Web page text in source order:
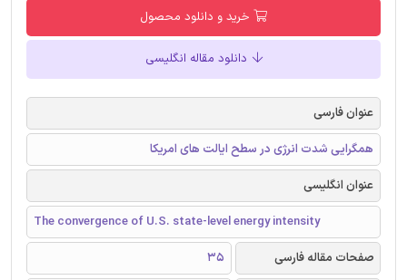
خرید و دانلود محصول
دانلود مقاله انگلیسی
عنوان فارسی
همگرایی شدت انرژی در سطح ایالت های امریکا
عنوان انگلیسی
The convergence of U.S. state-level energy intensity
صفحات مقاله فارسی
35